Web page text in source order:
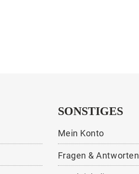
SONSTIGES
Mein Konto
Fragen & Antworten